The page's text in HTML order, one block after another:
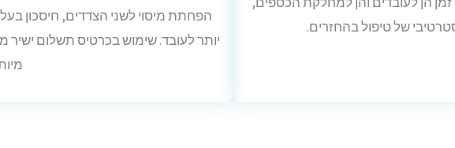
של טיפול בהחזרים.
הפחתת מיסוי לשני הצדדים, חיסכון
יותר לעובד. שימוש בכרטיס תשלום